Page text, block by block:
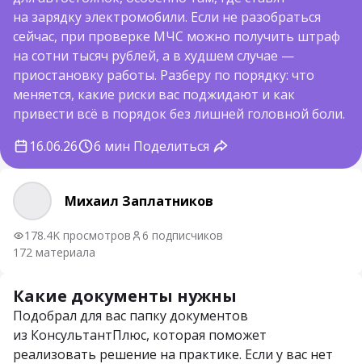
на зарядку электромобили. Если не разобраться
сейчас, при проверке МЧС можно получить штраф
на сотни тысяч рублей, а в худшем случае —
приостановку работы. Разберу по порядку: что
меняется, какие риски вас поджидают и как
привести всё в порядок без лишней головной боли.
16.06.26
6 мин Поделиться
Михаил Заплатников
Михаил Заплатников
178.4K просмотров
6 подписчиков
172 материала
Какие документы нужны
Подобрал для вас папку документов
из КонсультантПлюс, которая поможет
реализовать решение на практике. Если у вас нет